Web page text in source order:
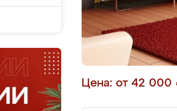
Цена: от 42 000